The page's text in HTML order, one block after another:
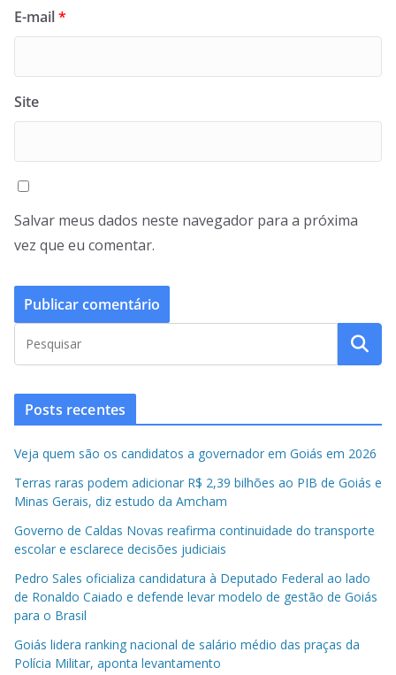
E-mail*
Site
Salvar meus dados neste navegador para a próxima
vez que eu comentar.
Posts recentes
Veja quem são os candidatos a governador em Goiás em 2026
Terras raras podem adicionar R$ 2,39 bilhões ao PIB de Goiás e
Minas Gerais, diz estudo da Amcham
Governo de Caldas Novas reafirma continuidade do transporte
escolar e esclarece decisões judiciais
Pedro Sales oficializa candidatura à Deputado Federal ao lado
de Ronaldo Caiado e defende levar modelo de gestão de Goiás
para o Brasil
Goiás lidera ranking nacional de salário médio das praças da
Polícia Militar, aponta levantamento